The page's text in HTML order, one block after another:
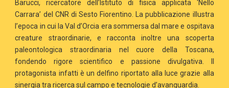
Barucci, ricercatore dell’Istituto di fisica applicata ‘Nello
Carrara’ del CNR di Sesto Fiorentino. La pubblicazione illustra
l’epoca in cui la Val d’Orcia era sommersa dal mare e ospitava
creature straordinarie, e racconta inoltre una scoperta
paleontologica straordinaria nel cuore della Toscana,
fondendo rigore scientifico e passione divulgativa. Il
protagonista infatti è un delfino riportato alla luce grazie alla
sinergia tra ricerca sul campo e tecnologie d’avanguardia.